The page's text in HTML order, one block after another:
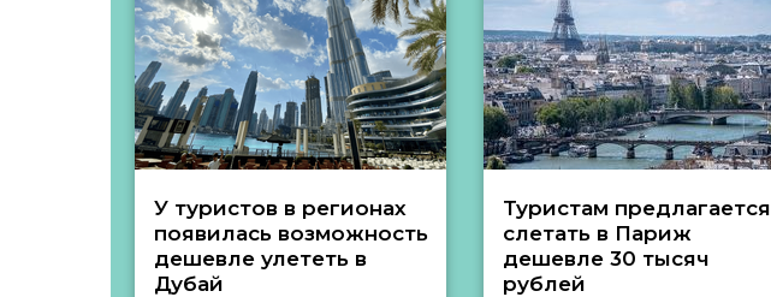
У туристов в регионах
появилась возможность
дешевле улететь в
Дубай
Туристам предлагается
слетать в Париж
дешевле 30 тысяч
рублей